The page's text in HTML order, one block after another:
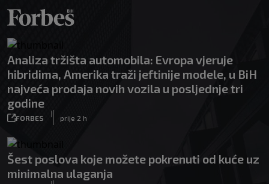
Analiza tržišta automobila: Evropa vjeruje
hibridima, Amerika traži jeftinije modele, u BiH
najveća prodaja novih vozila u posljednje tri
godine
FORBES
|
prije 2 h
Šest poslova koje možete pokrenuti od kuće uz
minimalna ulaganja